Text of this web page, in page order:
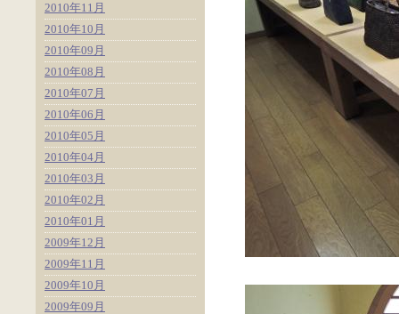
2010年11月
2010年10月
2010年09月
2010年08月
2010年07月
2010年06月
2010年05月
2010年04月
2010年03月
2010年02月
2010年01月
2009年12月
2009年11月
2009年10月
2009年09月